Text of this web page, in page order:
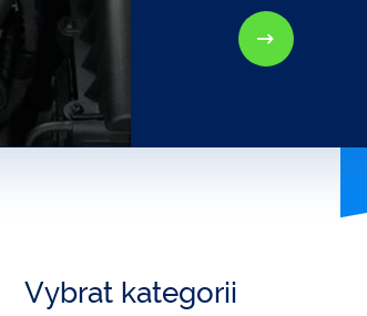
Vybrat kategorii